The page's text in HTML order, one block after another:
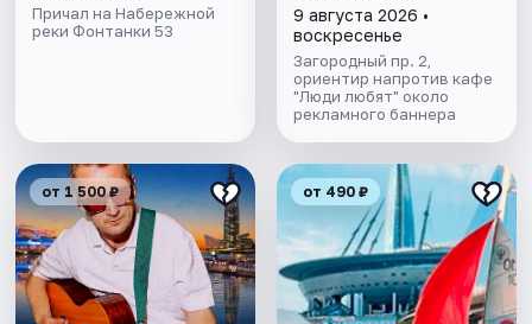
Причал на Набережной
реки Фонтанки 53
9 августа 2026 •
воскресенье
Загородный пр. 2,
ориентир напротив кафе
"Люди любят" около
рекламного баннера
от 1 500 ₽ от 490 ₽